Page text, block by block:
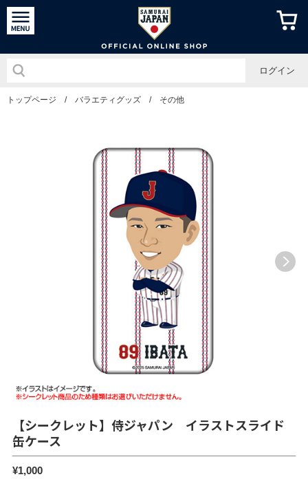
侍ジャパ
ログイン
トップページ / バラエティグッズ / その他
【シークレット】侍ジャパン イラストスライド
缶ケース
¥1,000